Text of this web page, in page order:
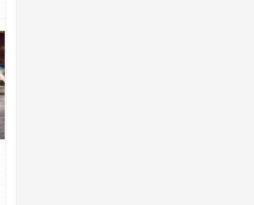
Топпосадовцю Повітряних